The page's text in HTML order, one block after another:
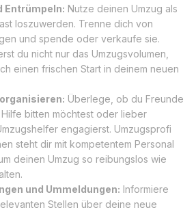
Entrümpeln: Nutze deinen Umzug als
loszuwerden. Trenne dich von
und spende oder verkaufe sie.
du nicht nur das Umzugsvolumen,
einen frischen Start in deinem neuen
organisieren: Überlege, ob du Freunde
Hilfe bitten möchtest oder lieber
engagierst. Umzugsprofi
steht dir mit kompetentem Personal
deinen Umzug so reibungslos wie
und Ummeldungen: Informiere
Stellen über deine neue